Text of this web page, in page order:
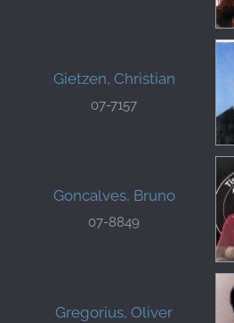
Gietzen, Christian
07-7157
Goncalves, Bruno
07-8849
Gregorius, Oliver